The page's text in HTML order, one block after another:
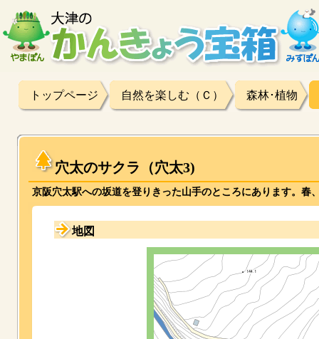
トップページ 自然を楽しむ（Ｃ） 森林･植物
穴太のサクラ（穴太3)
京阪穴太駅への坂道を登りきった山手のところにあります。春
地図